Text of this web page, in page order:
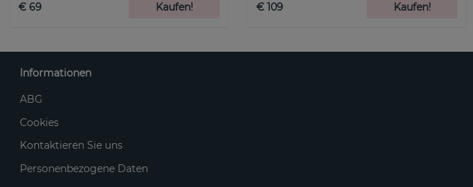
€ 69 Kaufen! € 109 Kaufen!
Informationen
ABG
Cookies
Kontaktieren Sie uns
Personenbezogene Daten